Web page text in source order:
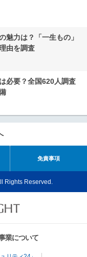
魅力は？「一生もの」
由を調査
必要？全国620人調査
免責事項
Rights Reserved.
業について